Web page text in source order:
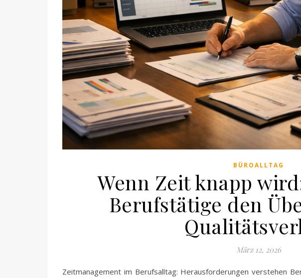
BÜROALLTAG
Wenn Zeit knapp
Berufstätige den
März 12, 2026
Zeitmanagement im Berufsalltag: Herausforderungen verstehen